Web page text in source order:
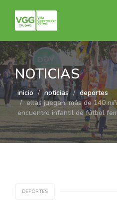
NOTICIAS
inicio noticias
deportes
ellas juegan: más de 140
encuentro infantil de fútbol
DEPORTES